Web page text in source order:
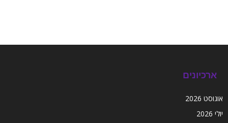
ארכיונים
אוגוסט 2026
יולי 2026